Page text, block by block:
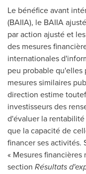
Le bénéfice avant
(BAIIA), le BAIIA
par action ajusté et
des mesures
internationales
peu probable qu'elles
mesures similaires
direction estime
investisseurs des
d'évaluer la
que la capacité de
financer ses activités.
« Mesures financières
section Résultats